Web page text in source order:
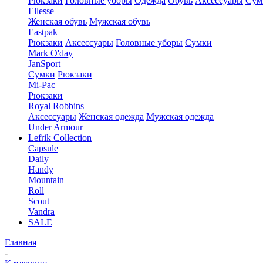
Ellesse
Женская обувь Мужская обувь
Eastpak
Рюкзаки Аксессуары Головные уборы Сумки
Mark O'day
JanSport
Сумки Рюкзаки
Mi-Pac
Рюкзаки
Royal Robbins
Аксессуары Женская одежда Мужская одежда
Under Armour
Lefrik Collection
Capsule
Daily
Handy
Mountain
Roll
Scout
Vandra
SALE
Главная
-